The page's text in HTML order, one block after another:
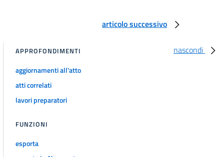
articolo successivo
nascondi
APPROFONDIMENTI
aggiornamenti all'atto
atti correlati
lavori preparatori
FUNZIONI
esporta